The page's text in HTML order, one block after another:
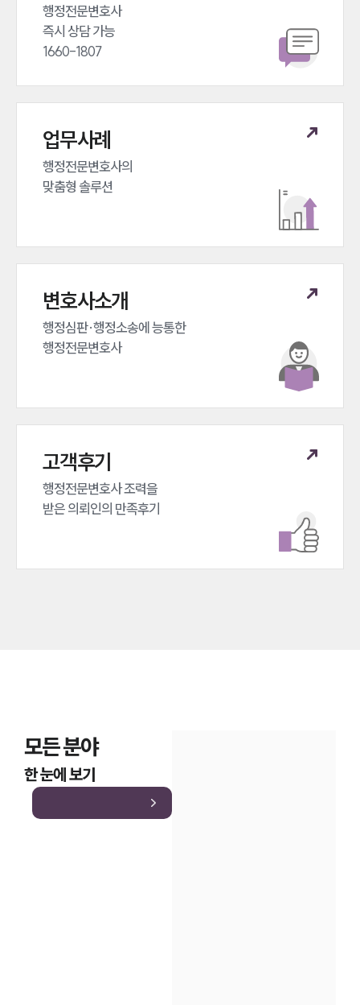
행정전문변호사
즉시 상담 가능
1660-1807
업무사례
행정전문변호사의
맞춤형 솔루션
변호사소개
행정심판·행정소송에 능통한
행정전문변호사
고객후기
행정전문변호사 조력을
받은 의뢰인의 만족후기
모든 분야
한 눈에 보기